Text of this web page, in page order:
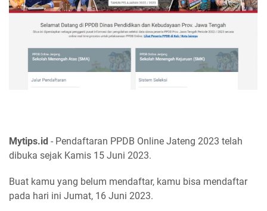
Mytips.id - Pendaftaran PPDB Online Jateng 2023 telah
dibuka sejak Kamis 15 Juni 2023.
Buat kamu yang belum mendaftar, kamu bisa mendaftar
pada hari ini Jumat, 16 Juni 2023.